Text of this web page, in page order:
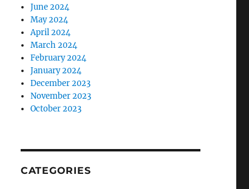
June 2024
May 2024
April 2024
March 2024
February 2024
January 2024
December 2023
November 2023
October 2023
CATEGORIES